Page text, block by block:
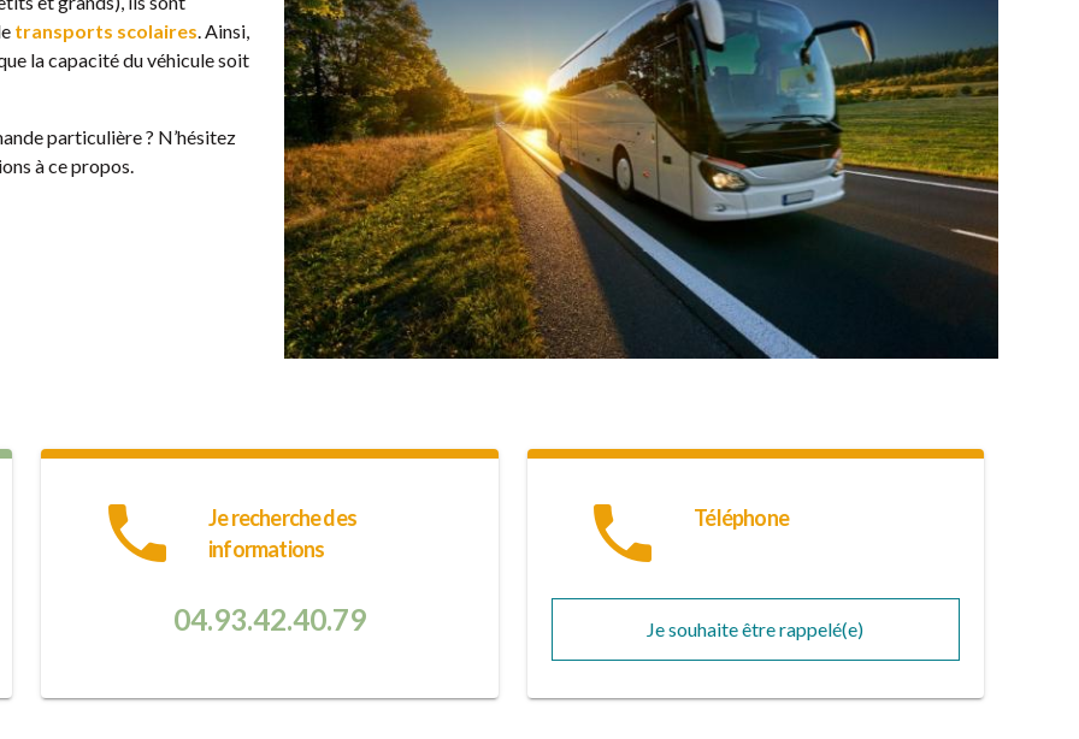
transports scolaires. Ainsi,
la capacité du véhicule soit
particulière ? N’hésitez
à ce propos.
phone
Je recherche des
informations
04.93.42.40.79
phone Téléphone
Je souhaite être rappelé(e)